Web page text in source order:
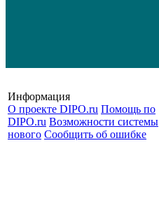
Информация
О проекте DIPO.ru Помощь по
DIPO.ru Возможности системы
нового Сообщить об ошибке